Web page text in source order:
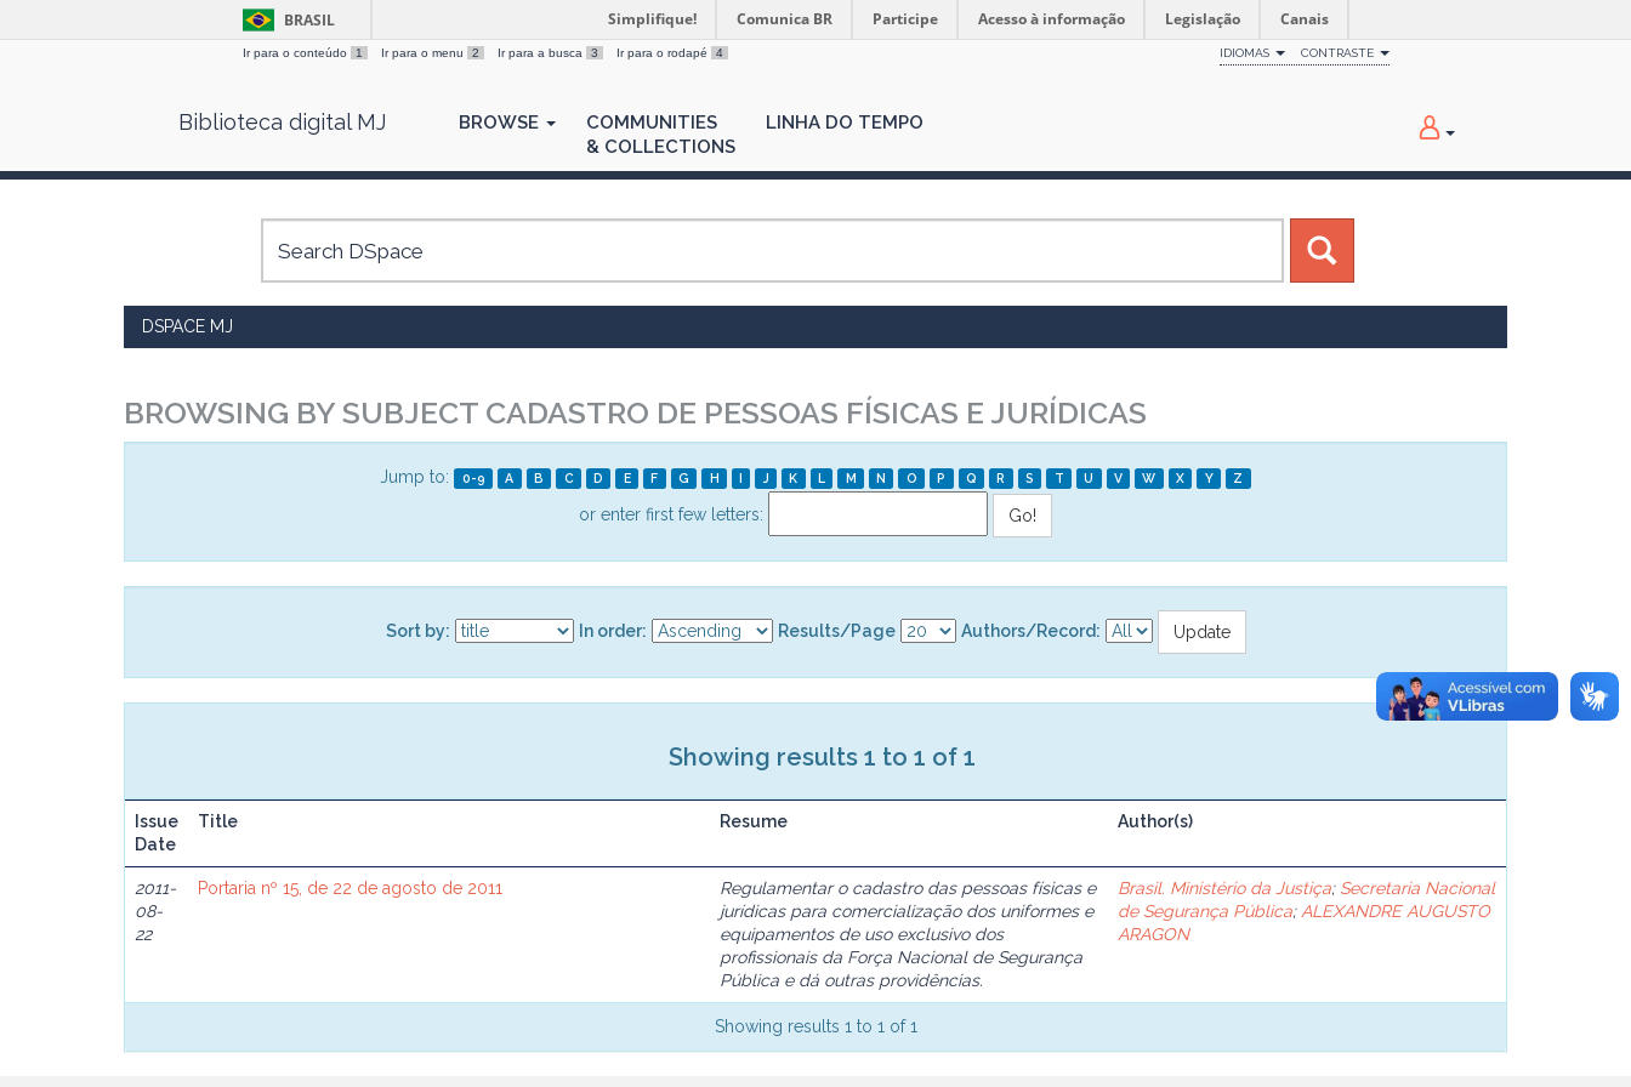
BRASIL Simplifique! Comunica BR Participe Acesso à informação Legislação Canais
Ir para o conteúdo 1 Ir para o menu 2 Ir para a busca 3 Ir para o rodapé 4 IDIOMAS CONTRASTE
Biblioteca digital MJ BROWSE
COMMUNITIES
& COLLECTIONS
LINHA DO TEMPO
DSPACE MJ
BROWSING BY SUBJECT CADASTRO DE PESSOAS FÍSICAS E JURÍDICAS
Jump to: 0-9 A B C D E F G H I J K L M N O P Q R S T U V W X Y Z
or enter first few letters:
Sort by: In order: Results/Page Authors/Record:
Showing results 1 to 1 of 1
Issue
Date
Title Resume Author(s)
2011-
08-
22
Portaria nº 15, de 22 de agosto de 2011
Regulamentar o cadastro das pessoas físicas e
jurídicas para comercialização dos uniformes e
equipamentos de uso exclusivo dos
profissionais da Força Nacional de Segurança
Pública e dá outras providências.
Brasil. Ministério da Justiça; Secretaria Nacional
de Segurança Pública; ALEXANDRE AUGUSTO
ARAGON
Showing results 1 to 1 of 1